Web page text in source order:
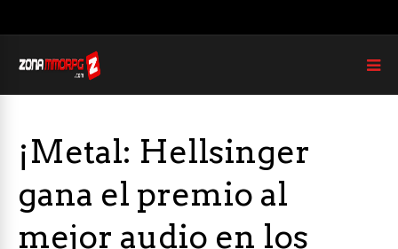
¡Metal: Hellsinger
gana el premio al
mejor audio en los